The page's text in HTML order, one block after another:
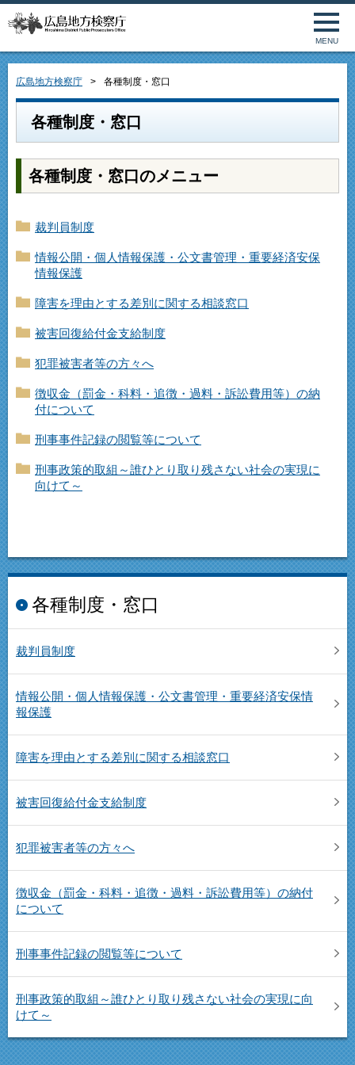
MENU
広島地方検察庁 各種制度・窓口
各種制度・窓口
各種制度・窓口のメニュー
裁判員制度
情報公開・個人情報保護・公文書管理・重要経済安保
情報保護
障害を理由とする差別に関する相談窓口
被害回復給付金支給制度
犯罪被害者等の方々へ
徴収金（罰金・科料・追徴・過料・訴訟費用等）の納
付について
刑事事件記録の閲覧等について
刑事政策的取組～誰ひとり取り残さない社会の実現に
向けて～
各種制度・窓口
裁判員制度
情報公開・個人情報保護・公文書管理・重要経済安保情
報保護
障害を理由とする差別に関する相談窓口
被害回復給付金支給制度
犯罪被害者等の方々へ
徴収金（罰金・科料・追徴・過料・訴訟費用等）の納付
について
刑事事件記録の閲覧等について
刑事政策的取組～誰ひとり取り残さない社会の実現に向
けて～